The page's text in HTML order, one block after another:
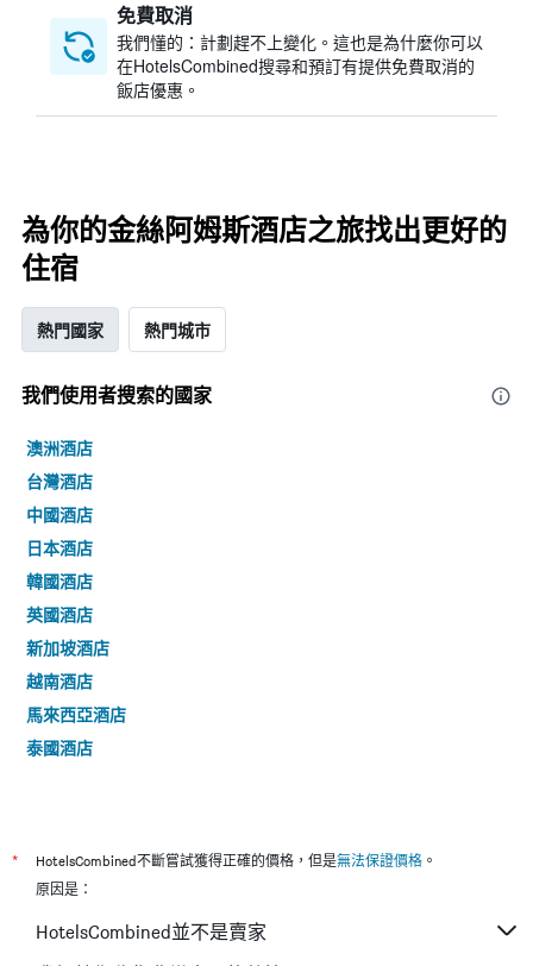
免費取消
我們懂的：計劃趕不上變化。這也是為什麼你可以
在HotelsCombined搜尋和預訂有提供免費取消的
飯店優惠。
為你的金絲阿姆斯酒店之旅找出更好的
住宿
熱門國家 熱門城市
我們使用者搜索的國家
澳洲酒店
台灣酒店
中國酒店
日本酒店
韓國酒店
英國酒店
新加坡酒店
越南酒店
馬來西亞酒店
泰國酒店
* HotelsCombined不斷嘗試獲得正確的價格，但是無法保證價格 。
原因是：
HotelsCombined並不是賣家